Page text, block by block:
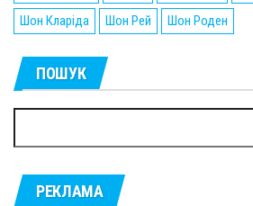
Шон Кларіда
Шон Рей Шон Роден
ПОШУК
РЕКЛАМА